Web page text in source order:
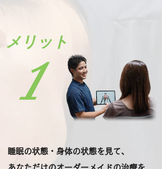
​1
​メリット
睡眠の状態・身体の状態を見て、